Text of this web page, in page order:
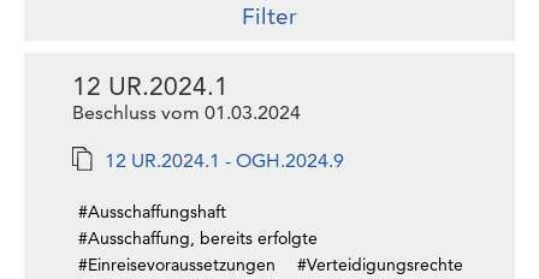
Filter
12 UR.2024.1
Beschluss vom 01.03.2024
12 UR.2024.1 - OGH.2024.9
#Ausschaffungshaft
#Ausschaffung, bereits erfolgte
#Einreisevoraussetzungen
#Verteidigungsrechte